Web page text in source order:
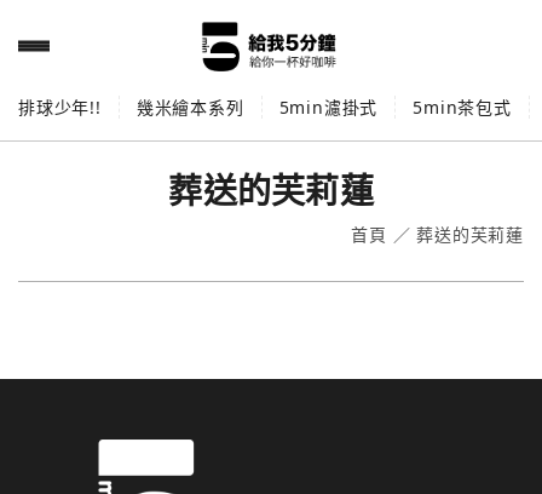
排球少年!! 幾米繪本系列 5min濾掛式 5min茶包式
葬送的芙莉蓮
首頁 ／葬送的芙莉蓮